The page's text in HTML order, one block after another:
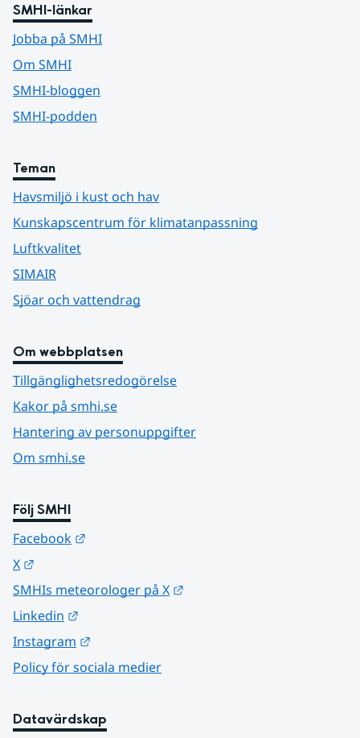
SMHI-länkar
Jobba på SMHI
Om SMHI
SMHI-bloggen
SMHI-podden
Teman
Havsmiljö i kust och hav
Kunskapscentrum för klimatanpassning
Luftkvalitet
SIMAIR
Sjöar och vattendrag
Om webbplatsen
Tillgänglighetsredogörelse
Kakor på smhi.se
Hantering av personuppgifter
Om smhi.se
Följ SMHI
Facebook
X
SMHIs meteorologer på X
Linkedin
Instagram
Policy för sociala medier
Datavärdskap